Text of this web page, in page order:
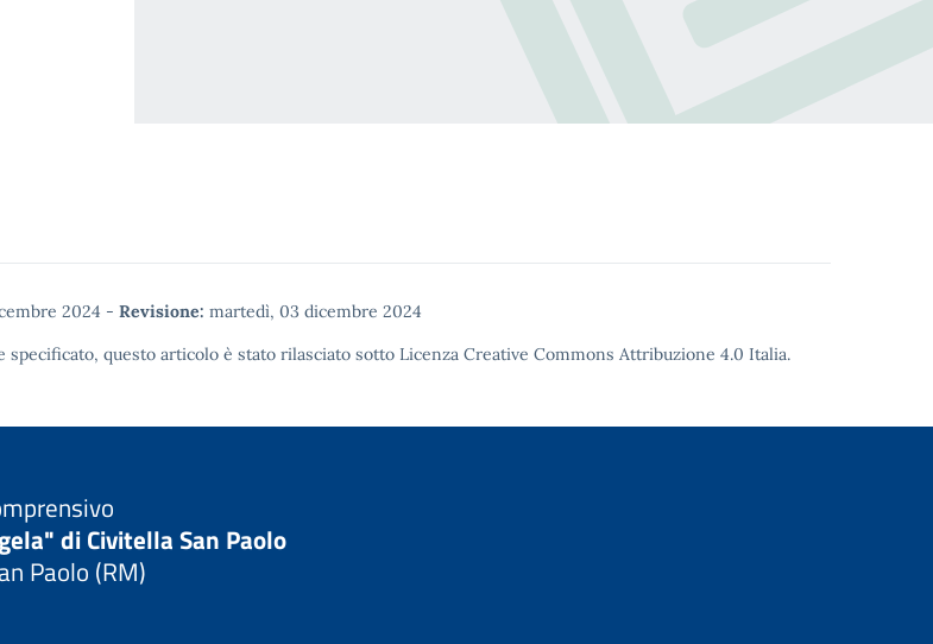
2024 - Revisione: martedì, 03 dicembre 2024
specificato, questo articolo è stato rilasciato sotto Licenza Creative Commons Attribuzione 4.0 Italia.
di Civitella San Paolo
Paolo (RM)